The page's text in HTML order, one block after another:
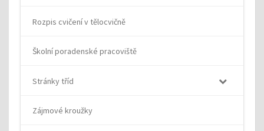
Rozpis cvičení v tělocvičně
Školní poradenské pracoviště
Stránky tříd
Zájmové kroužky